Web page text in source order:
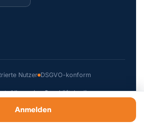
Anmelden
Nutzer DSGVO-konform
Allgemeine Geschäftsbedingungen